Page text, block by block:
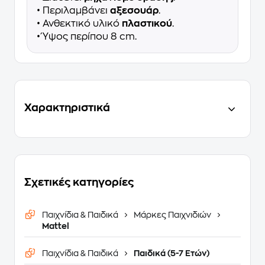
• Περιλαμβάνει αξεσουάρ.
• Ανθεκτικό υλικό πλαστικού.
• Ύψος περίπου 8 cm.
Χαρακτηριστικά
Σχετικές κατηγορίες
Παιχνίδια & Παιδικά
Μάρκες Παιχνιδιών
Mattel
Παιχνίδια & Παιδικά Παιδικά (5-7 Ετών)